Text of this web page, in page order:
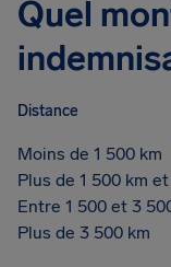
Quel
Distance
Moins de 1 500 km
Plus de 1 500 km et
Entre 1 500 et 3
Plus de 3 500 km